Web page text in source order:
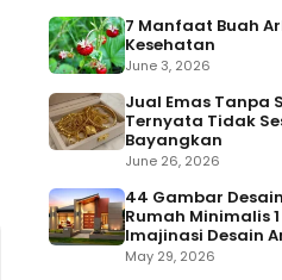
7 Manfaat Buah
Kesehatan
June 3, 2026
Jual Emas Tanpa
Ternyata Tidak
Bayangkan
June 26, 2026
44 Gambar
Rumah Minimalis
Imajinasi Desain
May 29, 2026